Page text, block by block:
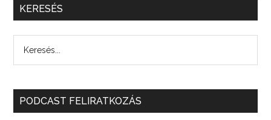
KERESÉS
PODCAST FELIRATKOZÁS